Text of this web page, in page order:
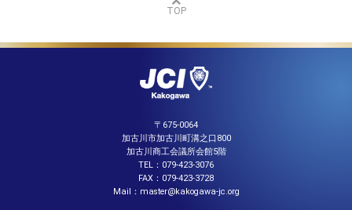
TOP
〒675-0064
加古川市加古川町溝之口800
加古川商工会議所会館5階
TEL：079-423-3076
FAX：079-423-3728
Mail：master@kakogawa-jc.org